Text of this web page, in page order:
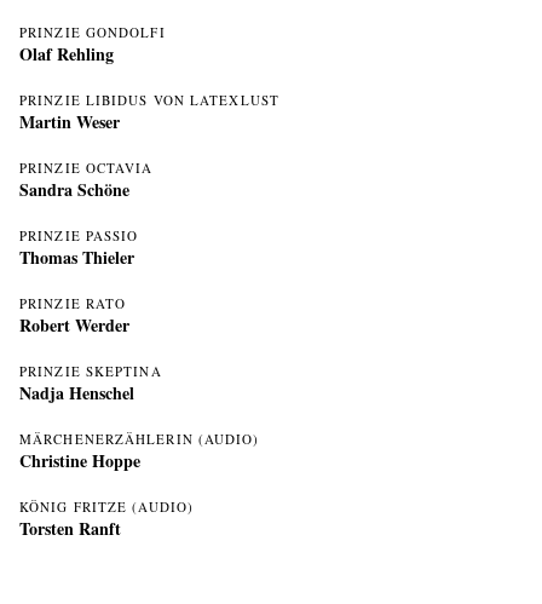
PRINZIE GONDOLFI
Olaf Rehling
PRINZIE LIBIDUS VON LATEXLUST
Martin Weser
PRINZIE OCTAVIA
Sandra Schöne
PRINZIE PASSIO
Thomas Thieler
PRINZIE RATO
Robert Werder
PRINZIE SKEPTINA
Nadja Henschel
MÄRCHENERZÄHLERIN (AUDIO)
Christine Hoppe
KÖNIG FRITZE (AUDIO)
Torsten Ranft